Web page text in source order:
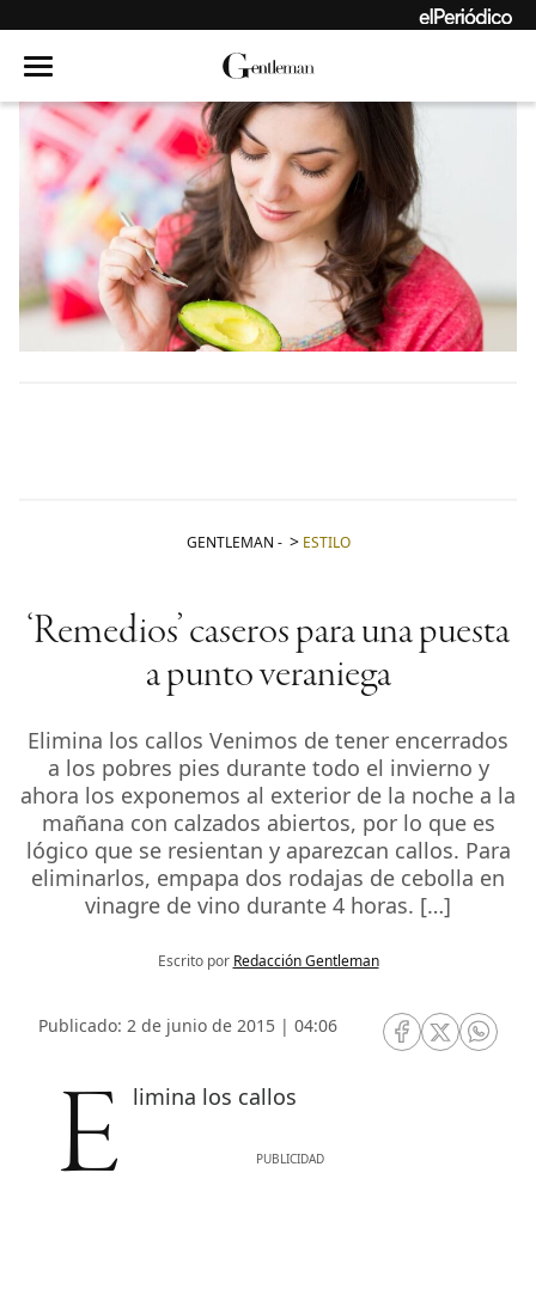
GENTLEMAN - ESTILO
‘Remedios’ caseros para una puesta
a punto veraniega
Elimina los callos Venimos de tener encerrados
a los pobres pies durante todo el invierno y
ahora los exponemos al exterior de la noche a la
mañana con calzados abiertos, por lo que es
lógico que se resientan y aparezcan callos. Para
eliminarlos, empapa dos rodajas de cebolla en
vinagre de vino durante 4 horas. […]
Escrito por Redacción Gentleman
Publicado: 2 de junio de 2015 | 04:06
RRSS Facebook
RRSSRRSS
Elimina los callos